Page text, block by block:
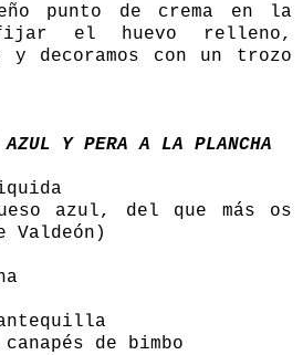
punto de crema en la
el huevo relleno,
y decoramos con un trozo
AZUL Y PERA A LA PLANCHA
azul, del que más os
Valdeón)
de bimbo